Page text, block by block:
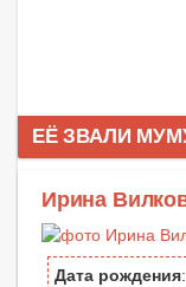
ЕЁ ЗВАЛИ
Ирина
Дата рождения